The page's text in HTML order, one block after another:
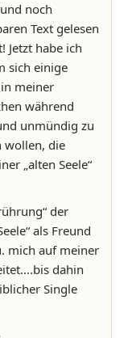
noch
Text gelesen
Jetzt habe ich
sich einige
meiner
während
unmündig zu
wollen, die
„alten Seele“
der
als Freund
mich auf meiner
dahin
Single